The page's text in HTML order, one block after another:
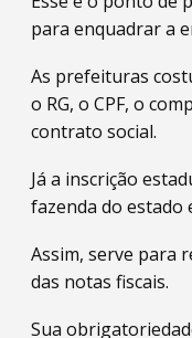
para enquadrar a
As prefeituras
o RG, o CPF, o
contrato social.
Já a inscrição
fazenda do estado
Assim, serve para
das notas fiscais.
Sua